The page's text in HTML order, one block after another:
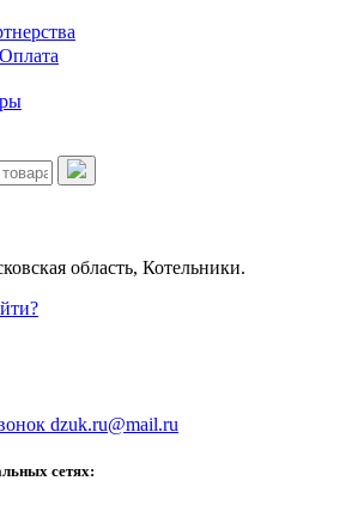
область, Котельники.
dzuk.ru@mail.ru
сетях: